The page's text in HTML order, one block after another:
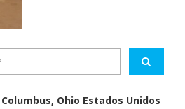
Ohio Estados Unidos